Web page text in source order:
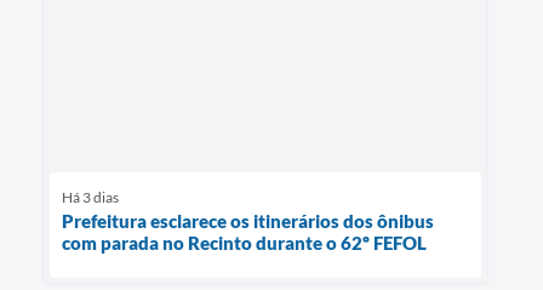
Há 3 dias
Prefeitura esclarece os itinerários dos ônibus
com parada no Recinto durante o 62º FEFOL